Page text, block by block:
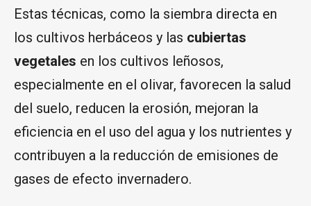
Estas técnicas, como la siembra directa en
los cultivos herbáceos y las cubiertas
vegetales en los cultivos leñosos,
especialmente en el olivar, favorecen la salud
del suelo, reducen la erosión, mejoran la
eficiencia en el uso del agua y los nutrientes y
contribuyen a la reducción de emisiones de
gases de efecto invernadero.